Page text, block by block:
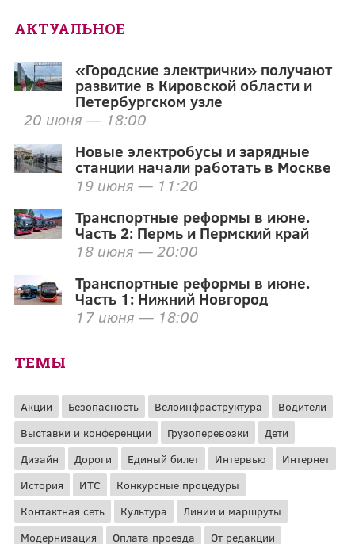
АКТУАЛЬНОЕ
«Городские электрички» получают
развитие в Кировской области и
Петербургском узле
20 июня — 18:00
Новые электробусы и зарядные
станции начали работать в Москве
19 июня — 11:20
Транспортные реформы в июне.
Часть 2: Пермь и Пермский край
18 июня — 20:00
Транспортные реформы в июне.
Часть 1: Нижний Новгород
17 июня — 18:00
ТЕМЫ
Акции Безопасность Велоинфраструктура
Водители
Выставки и конференции
Грузоперевозки
Дети
Дизайн
Дороги Единый билет Интервью
Интернет
История
ИТС
Конкурсные процедуры
Контактная сеть
Культура
Линии и маршруты
Модернизация
Оплата проезда От редакции